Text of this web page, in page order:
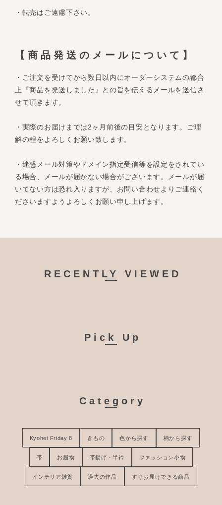
・転売はご遠慮下さい。
【商品発送のメールについて】
・ご注文を受けてから数日以内にオーダーシステムの都合
上『商品を発送しました』との旨を伝えるメールを送信さ
せて頂きます。
・実際のお届けまでは2ヶ月前後の目安となります。ご理
解の程をよろしくお願い致します。
・迷惑メール対策やドメイン指定受信等を設定をされてい
る場合、メールが届かない場合がございます。メールが届
いてない方は恐れ入りますが、お問い合わせよりご連絡く
ださいますようよろしくお願い申し上げます。
RECENTLY VIEWED
Pick Up
Category
Kyohei Friday 8 きもの 色から探す 柄から探す
帯 お履物 帯揚げ・半衿 ファッション小物
インテリア雑貨 過去の作品 すぐお届けできる商品